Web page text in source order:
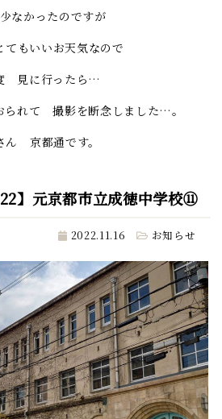
なかったのですが
もいいお天気なので
見に行ったら…
れて 撮影を断念しました…。
ん 京都通です。
】元京都市立成徳中学校⑪
2022.11.16 お知らせ